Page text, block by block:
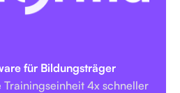
für Bildungsträger
Trainingseinheit 4x schneller